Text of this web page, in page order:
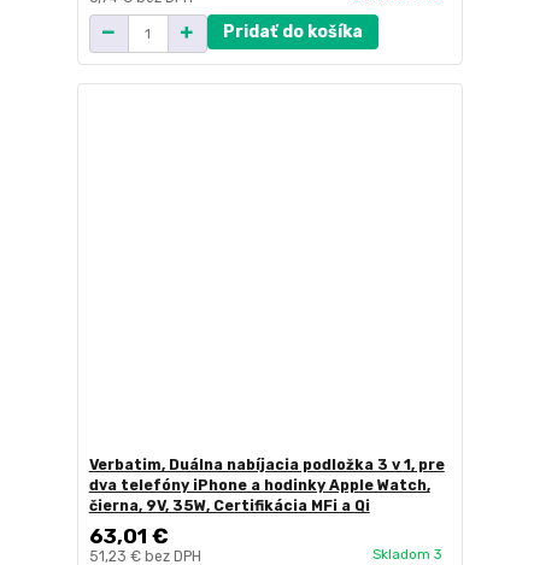
Pridať do košíka
Verbatim, Duálna nabíjacia podložka 3 v 1, pre
dva telefóny iPhone a hodinky Apple Watch,
čierna, 9V, 35W, Certifikácia MFi a Qi
63,01 €
51,23 € bez DPH Skladom 3